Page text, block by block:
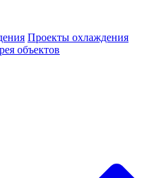
Проекты охлаждения
объектов